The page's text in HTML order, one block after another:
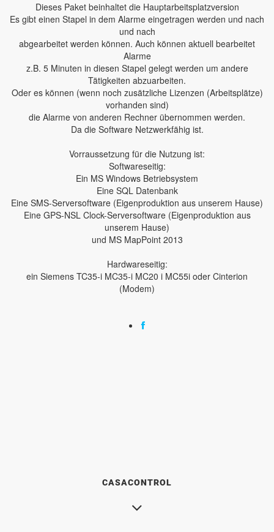
Dieses Paket beinhaltet die Hauptarbeitsplatzversion
Es gibt einen Stapel in dem Alarme eingetragen werden und nach
und nach
abgearbeitet werden können. Auch können aktuell bearbeitet
Alarme
z.B. 5 Minuten in diesen Stapel gelegt werden um andere
Tätigkeiten abzuarbeiten.
Oder es können (wenn noch zusätzliche Lizenzen (Arbeitsplätze)
vorhanden sind)
die Alarme von anderen Rechner übernommen werden.
Da die Software Netzwerkfähig ist.
Vorraussetzung für die Nutzung ist:
Softwareseitig:
Ein MS Windows Betriebsystem
Eine SQL Datenbank
Eine SMS-Serversoftware (Eigenproduktion aus unserem Hause)
Eine GPS-NSL Clock-Serversoftware (Eigenproduktion aus
unserem Hause)
und MS MapPoint 2013
Hardwareseitig:
ein Siemens TC35-i MC35-i MC20 i MC55i oder Cinterion
(Modem)
CASACONTROL